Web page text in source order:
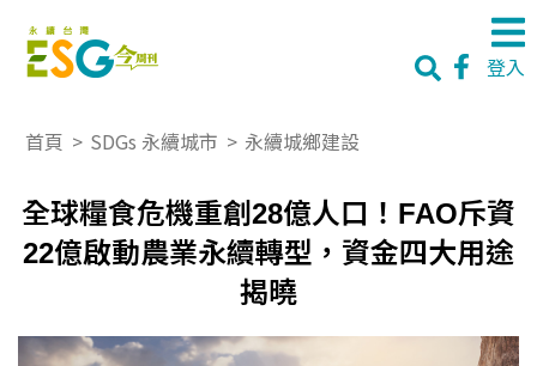
登入
首頁 > SDGs 永續城市 > 永續城鄉建設
全球糧食危機重創28億人口！FAO斥資
22億啟動農業永續轉型，資金四大用途
揭曉